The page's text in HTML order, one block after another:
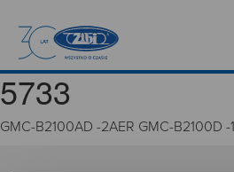
5733
GMC-B2100AD -2AER GMC-B2100D -